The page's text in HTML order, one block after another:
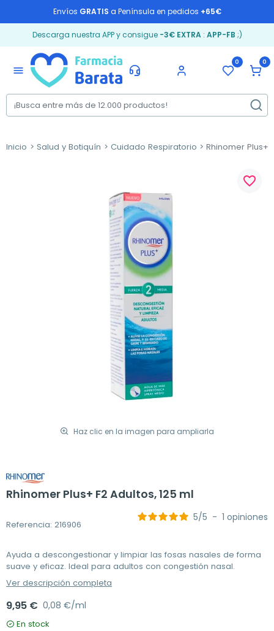
Envíos GRATIS a Península en pedidos +65€
Descarga nuestra APP y consigue -3€ EXTRA: APP-FB ;)
menu
0 0
Inicio Salud y Botiquín Cuidado Respiratorio Rhinomer Plus+
Haz clic en la imagen para ampliarla
favorite_border
Rhinomer Plus+ F2 Adultos, 125 ml
Referencia: 216906
5/5 - 1 opiniones
Ayuda a descongestionar y limpiar las fosas nasales de forma
suave y eficaz. Ideal para adultos con congestión nasal.
Ver descripción completa
9,95 € 0,08 €/ml
En stock